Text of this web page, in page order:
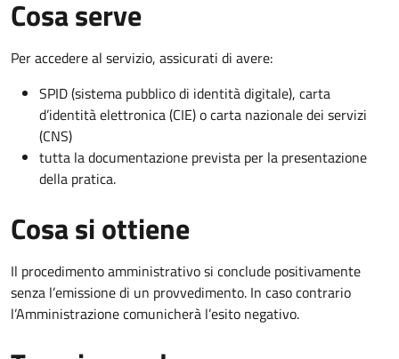
Cosa serve
Per accedere al servizio, assicurati di avere:
SPID (sistema pubblico di identità digitale), carta
d’identità elettronica (CIE) o carta nazionale dei servizi
(CNS)
tutta la documentazione prevista per la presentazione
della pratica.
Cosa si ottiene
Il procedimento amministrativo si conclude positivamente
senza l’emissione di un provvedimento. In caso contrario
l’Amministrazione comunicherà l’esito negativo.